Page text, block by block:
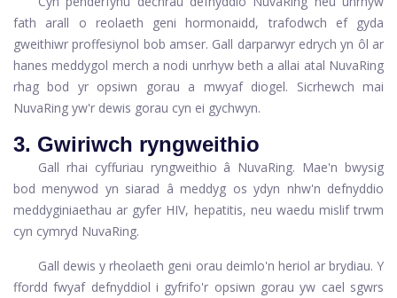
fath arall o reolaeth geni hormonaidd, trafodwch ef gyda
gweithiwr proffesiynol bob amser. Gall darparwyr edrych yn ôl ar
hanes meddygol merch a nodi unrhyw beth a allai atal NuvaRing
rhag bod yr opsiwn gorau a mwyaf diogel. Sicrhewch mai
NuvaRing yw'r dewis gorau cyn ei gychwyn.
3. Gwiriwch ryngweithio
Gall rhai cyffuriau ryngweithio â NuvaRing. Mae'n bwysig
bod menywod yn siarad â meddyg os ydyn nhw'n defnyddio
meddyginiaethau ar gyfer HIV, hepatitis, neu waedu mislif trwm
cyn cymryd NuvaRing.
Gall dewis y rheolaeth geni orau deimlo'n heriol ar brydiau. Y
ffordd fwyaf defnyddiol i gyfrifo'r opsiwn gorau yw cael sgwrs